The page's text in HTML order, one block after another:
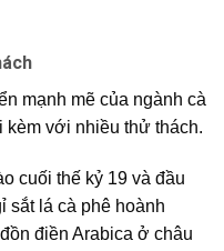
mạnh mẽ của ngành cà
với nhiều thử thách.
cuối thế kỷ 19 và đầu
sắt lá cà phê hoành
điền Arabica ở châu